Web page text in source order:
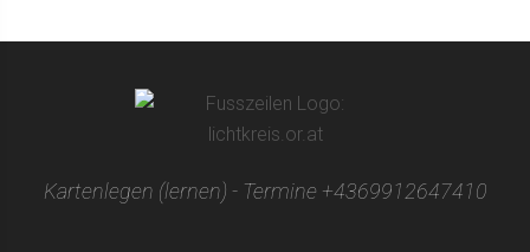
Kartenlegen (lernen) - Termine +4369912647410